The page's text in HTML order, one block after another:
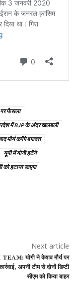
पर फैसला
में BJP के अंदर खलबली
मौर्य करेंगे बगावत
यूपी में योगी हटेंगे
को हटाया जाएगा
Next article
योगी ने केशव मौर्य पर
अपनी टीम से दोनों डिप्टी
सीएम को किया बाहर